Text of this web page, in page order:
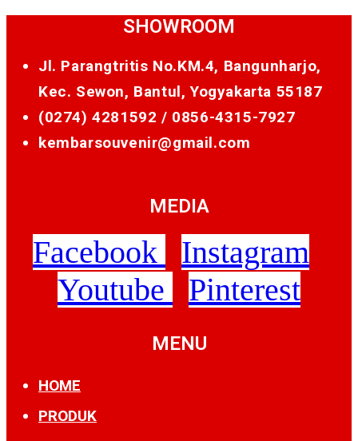
SHOWROOM
Jl. Parangtritis No.KM.4, Bangunharjo,
Kec. Sewon, Bantul, Yogyakarta 55187
(0274) 4281592 / 0856-4315-7927
kembarsouvenir@gmail.com
MEDIA
Facebook
Instagram
Youtube
Pinterest
MENU
HOME
PRODUK